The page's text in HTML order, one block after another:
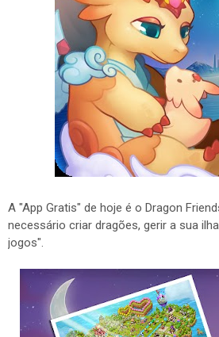
A "App Gratis" de hoje é o Dragon
necessário criar dragões, gerir a sua
jogos".